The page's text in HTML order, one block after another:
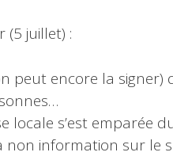
(5 juillet) :
peut encore la
locale s’est emparée
non information sur le